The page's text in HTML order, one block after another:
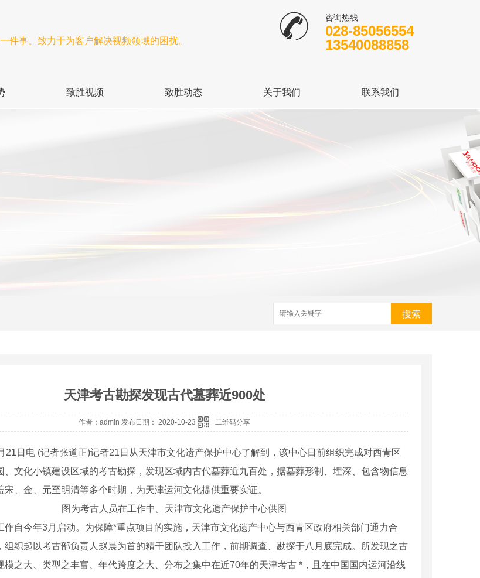
件事。致力于为客户解决视频领域的困扰。
咨询热线
028-85056554
13540088858
致胜视频 致胜动态 关于我们 联系我们
搜索
天津考古勘探发现古代墓葬近900处
作者：admin 发布日期： 2020-10-23 二维码分享
日电 (记者张道正)记者21日从天津市文化遗产保护中心了解到，该中心日前组织完成对西青区
、文化小镇建设区域的考古勘探，发现区域内古代墓葬近九百处，据墓葬形制、埋深、包含物信息
宋、金、元至明清等多个时期，为天津运河文化提供重要实证。
图为考古人员在工作中。天津市文化遗产保护中心供图
今年3月启动。为保障*重点项目的实施，天津市文化遗产中心与西青区政府相关部门通力合
组织起以考古部负责人赵晨为首的精干团队投入工作，前期调查、勘探于八月底完成。所发现之古
模之大、类型之丰富、年代跨度之大、分布之集中在近70年的天津考古 *，且在中国国内运河沿线